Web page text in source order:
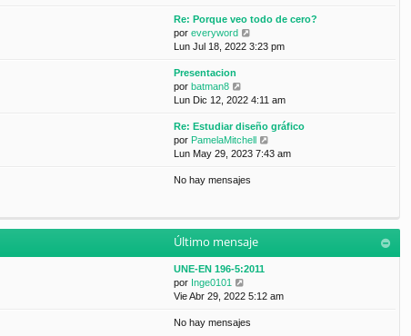
l
i
e
s
Re: Porque veo todo de cero?
por everyword
e
t
m
o
m
j
e
Lun Jul 18, 2022 3:23 pm
Presentacion
por batman8
e
ú
l
t
m
e
s
j
e
Lun Dic 12, 2022 4:11 am
Re: Estudiar diseño gráfico
por PamelaMitchell
e
i
s
Lun May 29, 2023 7:43 am
No hay mensajes
Último mensaje
UNE-EN 196-5:2011
por Inge0101
e
ú
Vie Abr 29, 2022 5:12 am
No hay mensajes